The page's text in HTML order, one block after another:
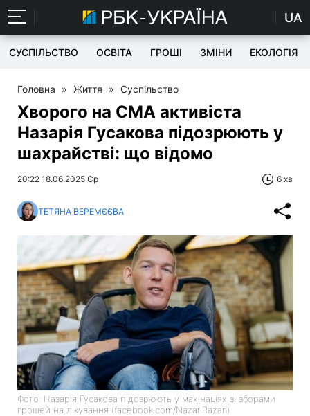
UA
СУСПІЛЬСТВО ОСВІТА ГРОШІ ЗМІНИ ЕКОЛОГІЯ
Головна » Життя » Суспільство
Хворого на СМА активіста
Назарія Гусакова підозрюють у
шахрайстві: що відомо
20:22 18.06.2025 Ср 6 хв
ТЕТЯНА ВЕРЕМЄЄВА
Фото: Назарія Гусакова підозрюють у махінаціях зі зборами
грошей на лікування (facebook.com/NazariRazan)